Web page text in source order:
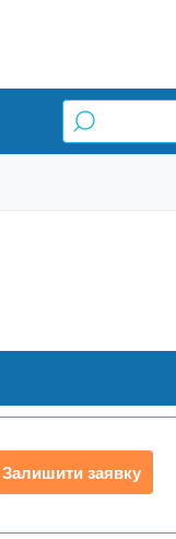
Залишити заявку